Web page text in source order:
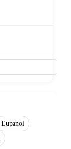
Eupanol